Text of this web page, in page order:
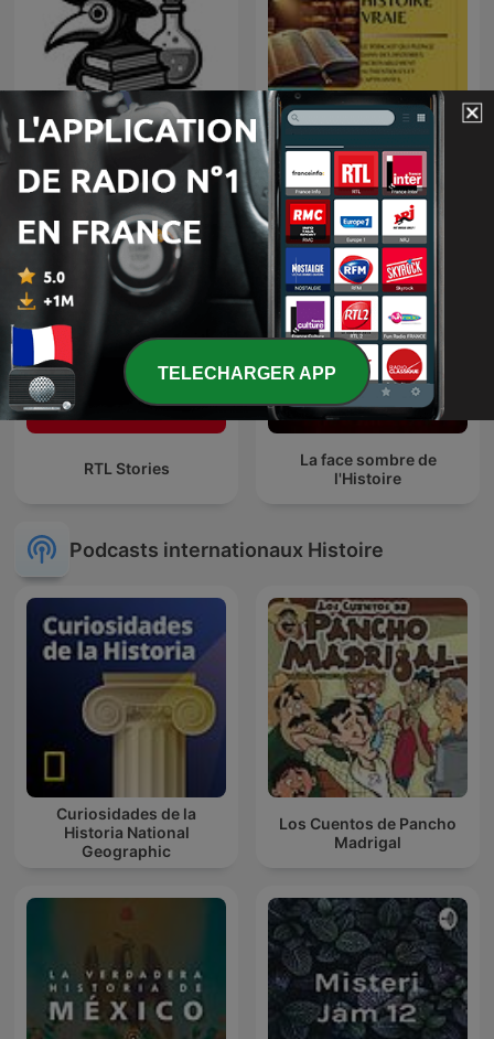
Histoire du Pire Histoire Vraie
RTL Stories
La face sombre de
l'Histoire
Podcasts internationaux Histoire
Curiosidades de la
Historia National
Geographic
Los Cuentos de Pancho
Madrigal
TELECHARGER APP